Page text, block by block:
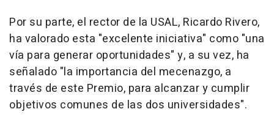
Por su parte, el rector de la USAL, Ricardo Rivero,
ha valorado esta "excelente iniciativa" como "una
vía para generar oportunidades" y, a su vez, ha
señalado "la importancia del mecenazgo, a
través de este Premio, para alcanzar y cumplir
objetivos comunes de las dos universidades".